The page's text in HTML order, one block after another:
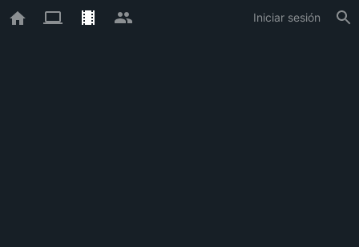
Iniciar sesión